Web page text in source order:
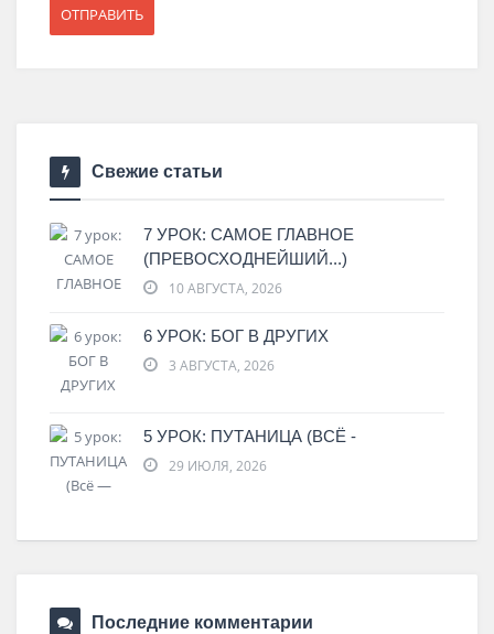
Свежие статьи
7 УРОК: САМОЕ ГЛАВНОЕ
(ПРЕВОСХОДНЕЙШИЙ...)
10 АВГУСТА, 2026
6 УРОК: БОГ В ДРУГИХ
3 АВГУСТА, 2026
5 УРОК: ПУТАНИЦА (ВСЁ -
29 ИЮЛЯ, 2026
Последние комментарии